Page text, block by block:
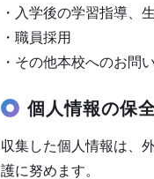
・入学後の学習指導、
・職員採用
・その他本校へのお問
個人情報の保
収集した個人情報は、
護に努めます。